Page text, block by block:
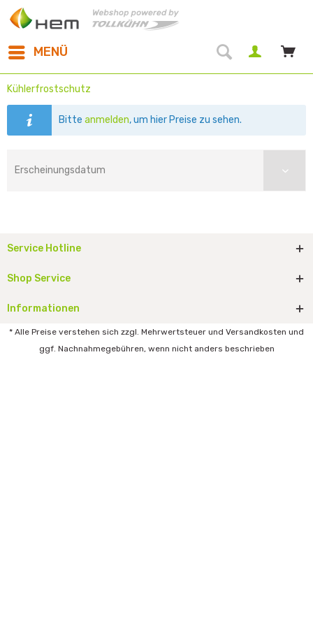
MENÜ
Kühlerfrostschutz
Bitteanmelden, um hier Preise zu sehen.
Service Hotline
Shop Service
Informationen
* Alle Preise verstehen sich zzgl. Mehrwertsteuer und Versandkosten und
ggf. Nachnahmegebühren, wenn nicht anders beschrieben